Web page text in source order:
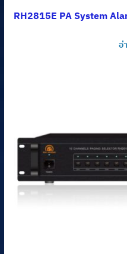
RH2815E PA System
อ่